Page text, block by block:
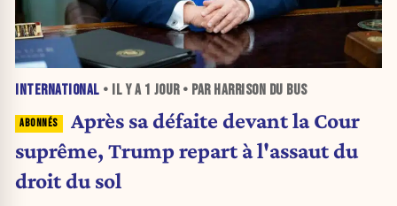
INTERNATIONAL • IL Y A 1 JOUR• PAR HARRISON DU BUS
Après sa défaite devant la Cour
suprême, Trump repart à l'assaut du
droit du sol